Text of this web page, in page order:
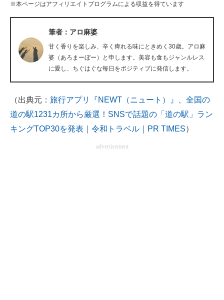
エレクトロニクス専門サイト
電子設計の基本と応用
エネルギーの専門メディア
建設×テクノロジーの最前線
※本ページはアフィリエイトプログラムによる収益を得ています
筆者：アロ麻婆
甘く香りを楽しみ、辛く痺れる味にときめく30歳。アロ麻
婆（あろまーぼー）と申します。美容も食もジャンルレス
に愛し、ちぐはぐな毎日をポジティブに発信します。
（出典元： 旅行アプリ『NEWT（ニュート）』、全国の
道の駅1231カ所から厳選！SNSで話題の「道の駅」ラン
キングTOP30を発表｜令和トラベル｜PR TIMES）
advertisement